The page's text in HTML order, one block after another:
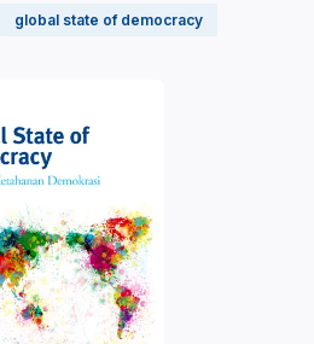
global state of democracy